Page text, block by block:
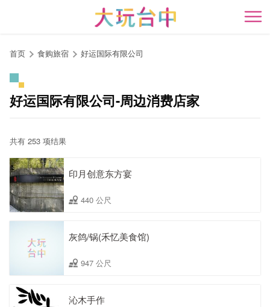
开
首页 食购旅宿 好运国际有限公司
好运国际有限公司-周边消费店家
共有 253 项结果
印月创意东方宴
440 公尺
灰鸽/锅(禾忆美食馆)
947 公尺
沁木手作